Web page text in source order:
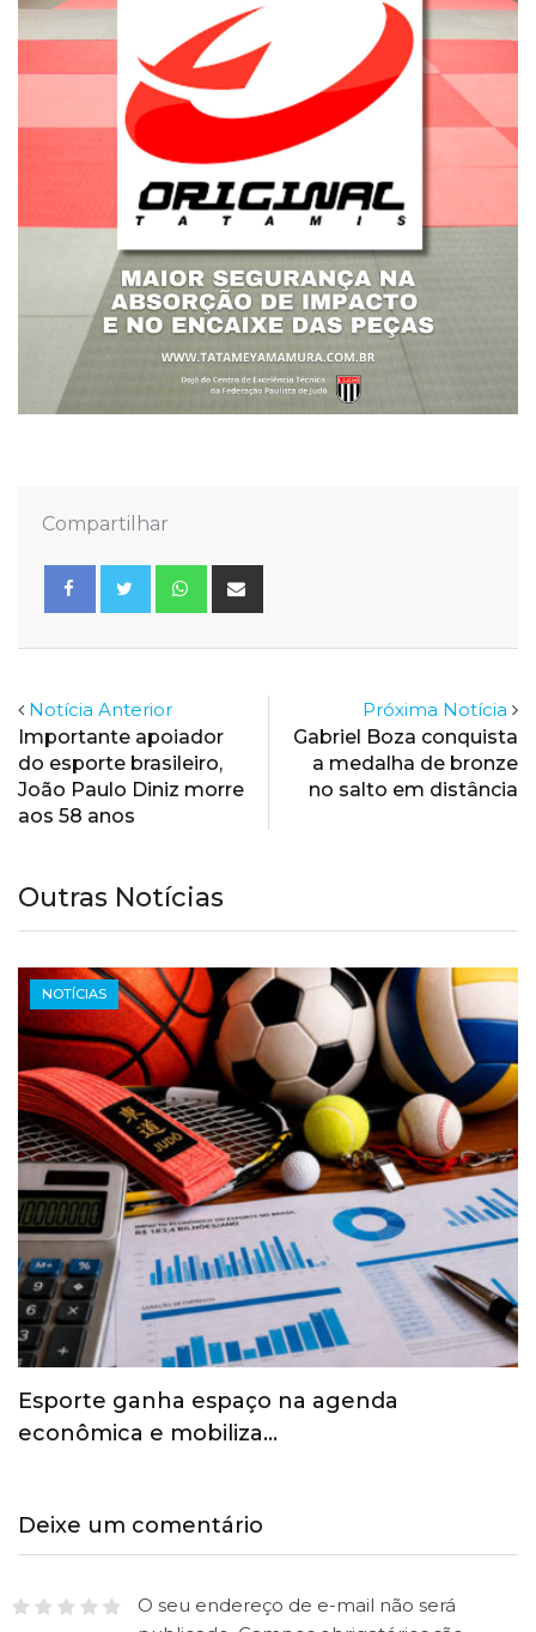
Compartilhar
Whatsapp
Notícia Anterior
Importante apoiador
do esporte brasileiro,
João Paulo Diniz morre
aos 58 anos
Próxima Notícia
Gabriel Boza conquista
a medalha de bronze
no salto em distância
Outras Notícias
NOTÍCIAS
Esporte ganha espaço na agenda
econômica e mobiliza…
Deixe um comentário
O seu endereço de e-mail não será